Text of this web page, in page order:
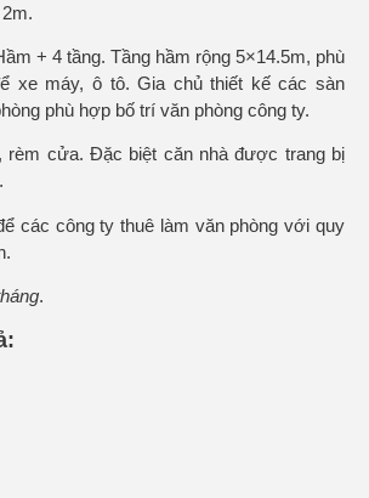
+ 4 tầng. Tầng hầm rộng 5×14.5m, phù
xe máy, ô tô. Gia chủ thiết kế các sàn
phù hợp bố trí văn phòng công ty.
rèm cửa. Đặc biệt căn nhà được trang bị
các công ty thuê làm văn phòng với quy
.